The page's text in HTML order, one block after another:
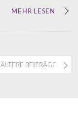
MEHR LESEN
ÄLTERE BEITRÄGE